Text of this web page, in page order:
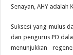
Senayan, AHY adalah
Suksesi yang mulus
dan pengurus PD
menunjukkan